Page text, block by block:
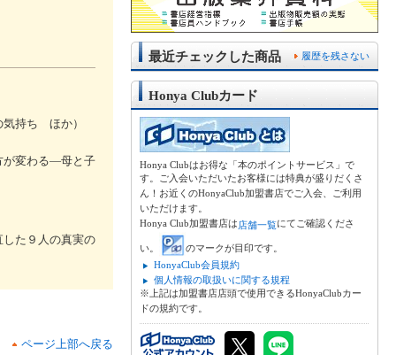
持ち ほか）
が変わる―母と子
た９人の真実の
ページ上部へ戻る
履歴を残さない
最近チェックした商品
Honya Clubカード
Honya Clubはお得な「本のポイントサービス」で
す。ご入会いただいたお客様には特典が盛りだくさ
ん！お近くのHonyaClub加盟書店でご入会、ご利用
いただけます。
Honya Club加盟書店は店舗一覧にてご確認くださ
い。
のマークが目印です。
HonyaClub会員規約
個人情報の取扱いに関する規程
※上記は加盟書店店頭で使用できるHonyaClubカー
ドの規約です。